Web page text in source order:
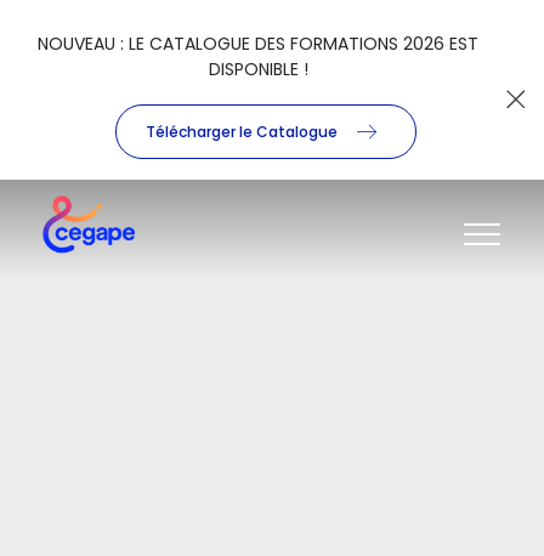
NOUVEAU : LE CATALOGUE DES FORMATIONS 2026 EST
DISPONIBLE !
Télécharger le Catalogue